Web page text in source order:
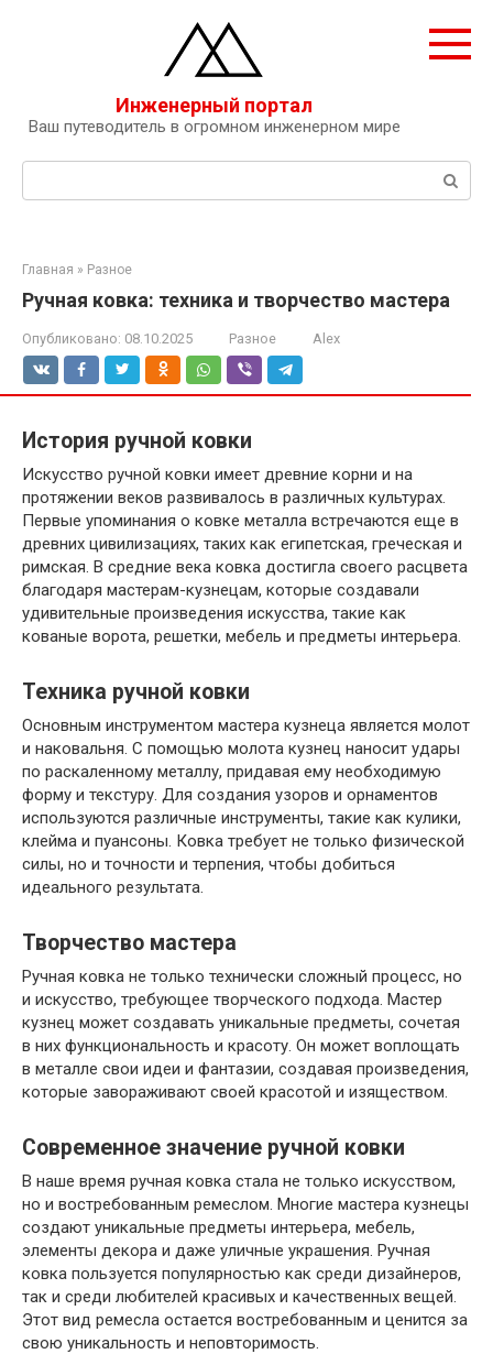
Инженерный портал
Ваш путеводитель в огромном инженерном мире
Поиск:
Главная » Разное
Ручная ковка: техника и творчество мастера
Опубликовано: 08.10.2025 Разное Alex
История ручной ковки
Искусство ручной ковки имеет древние корни и на
протяжении веков развивалось в различных культурах.
Первые упоминания о ковке металла встречаются еще в
древних цивилизациях, таких как египетская, греческая и
римская. В средние века ковка достигла своего расцвета
благодаря мастерам-кузнецам, которые создавали
удивительные произведения искусства, такие как
кованые ворота, решетки, мебель и предметы интерьера.
Техника ручной ковки
Основным инструментом мастера кузнеца является молот
и наковальня. С помощью молота кузнец наносит удары
по раскаленному металлу, придавая ему необходимую
форму и текстуру. Для создания узоров и орнаментов
используются различные инструменты, такие как кулики,
клейма и пуансоны. Ковка требует не только физической
силы, но и точности и терпения, чтобы добиться
идеального результата.
Творчество мастера
Ручная ковка не только технически сложный процесс, но
и искусство, требующее творческого подхода. Мастер
кузнец может создавать уникальные предметы, сочетая
в них функциональность и красоту. Он может воплощать
в металле свои идеи и фантазии, создавая произведения,
которые завораживают своей красотой и изяществом.
Современное значение ручной ковки
В наше время ручная ковка стала не только искусством,
но и востребованным ремеслом. Многие мастера кузнецы
создают уникальные предметы интерьера, мебель,
элементы декора и даже уличные украшения. Ручная
ковка пользуется популярностью как среди дизайнеров,
так и среди любителей красивых и качественных вещей.
Этот вид ремесла остается востребованным и ценится за
свою уникальность и неповторимость.